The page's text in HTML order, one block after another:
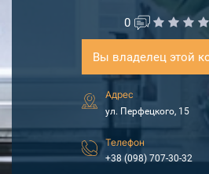
0
Вы владелец этой
Адрес
ул. Перфецкого, 15
Телефон
+38 (098) 707-30-32